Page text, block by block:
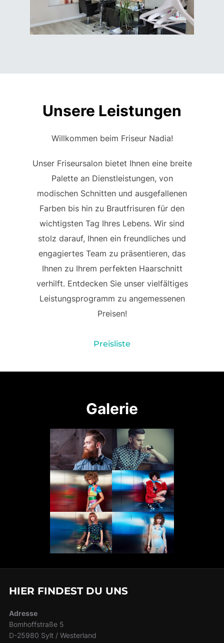
Unsere Leistungen
Willkommen beim Friseur Nadia!
Unser Friseursalon bietet Ihnen eine breite
Palette an Dienstleistungen, von
modischen Schnitten und ausgefallenen
Farben bis hin zu Brautfrisuren für den
wichtigsten Tag Ihres Lebens. Wir sind
stolz darauf, Ihnen ein freundliches und
engagiertes Team zu präsentieren, das
Ihnen zu Ihrem perfekten Haarschnitt
verhilft. Entdecken Sie unser vielfältiges
Leistungsprogramm zu angemessenen
Preisen!
Preisliste
Galerie
HIER FINDEST DU UNS
Adresse
Bomhoffstraße 5
D-25980 Sylt / Westerland